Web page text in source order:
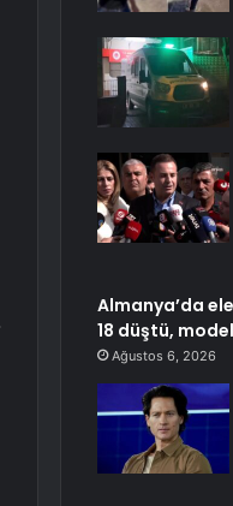
Almanya’da
18 düştü,
Ağustos 6, 2026